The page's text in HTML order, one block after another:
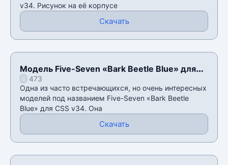
v34. Рисунок на еë корпусе
Скачать
Модель Five-Seven «Bark Beetle Blue» для
CSS v34
473
Одна из часто встречающихся, но очень интересных
моделей под названием Five-Seven «Bark Beetle
Blue» для CSS v34. Она
Скачать